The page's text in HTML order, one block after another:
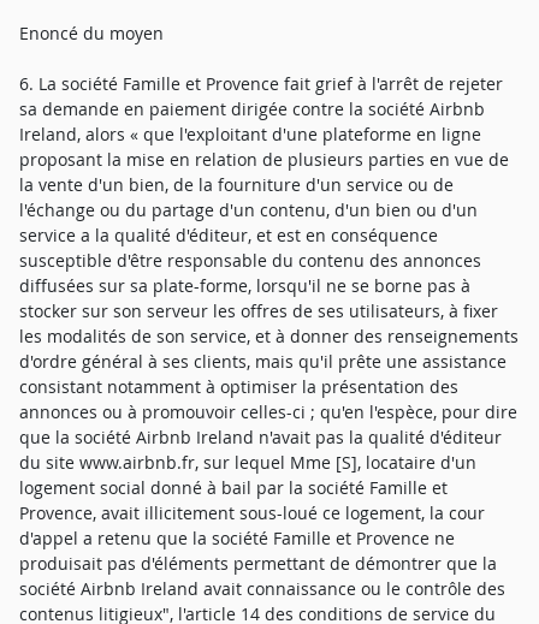
Enoncé du moyen
6. La société Famille et Provence fait grief à l'arrêt de rejeter
sa demande en paiement dirigée contre la société Airbnb
Ireland, alors « que l'exploitant d'une plateforme en ligne
proposant la mise en relation de plusieurs parties en vue de
la vente d'un bien, de la fourniture d'un service ou de
l'échange ou du partage d'un contenu, d'un bien ou d'un
service a la qualité d'éditeur, et est en conséquence
susceptible d'être responsable du contenu des annonces
diffusées sur sa plate-forme, lorsqu'il ne se borne pas à
stocker sur son serveur les offres de ses utilisateurs, à fixer
les modalités de son service, et à donner des renseignements
d'ordre général à ses clients, mais qu'il prête une assistance
consistant notamment à optimiser la présentation des
annonces ou à promouvoir celles-ci ; qu'en l'espèce, pour dire
que la société Airbnb Ireland n'avait pas la qualité d'éditeur
du site www.airbnb.fr, sur lequel Mme [S], locataire d'un
logement social donné à bail par la société Famille et
Provence, avait illicitement sous-loué ce logement, la cour
d'appel a retenu que la société Famille et Provence ne
produisait pas d'éléments permettant de démontrer que la
société Airbnb Ireland avait connaissance ou le contrôle des
contenus litigieux", l'article 14 des conditions de service du